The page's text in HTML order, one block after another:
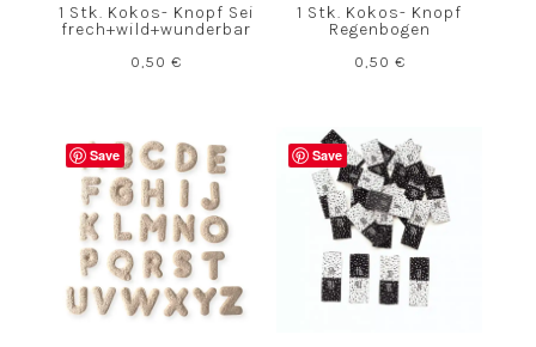
1 Stk. Kokos- Knopf Sei
frech+wild+wunderbar
0,50€
1 Stk. Kokos- Knopf
Regenbogen
0,50 €
Save Save